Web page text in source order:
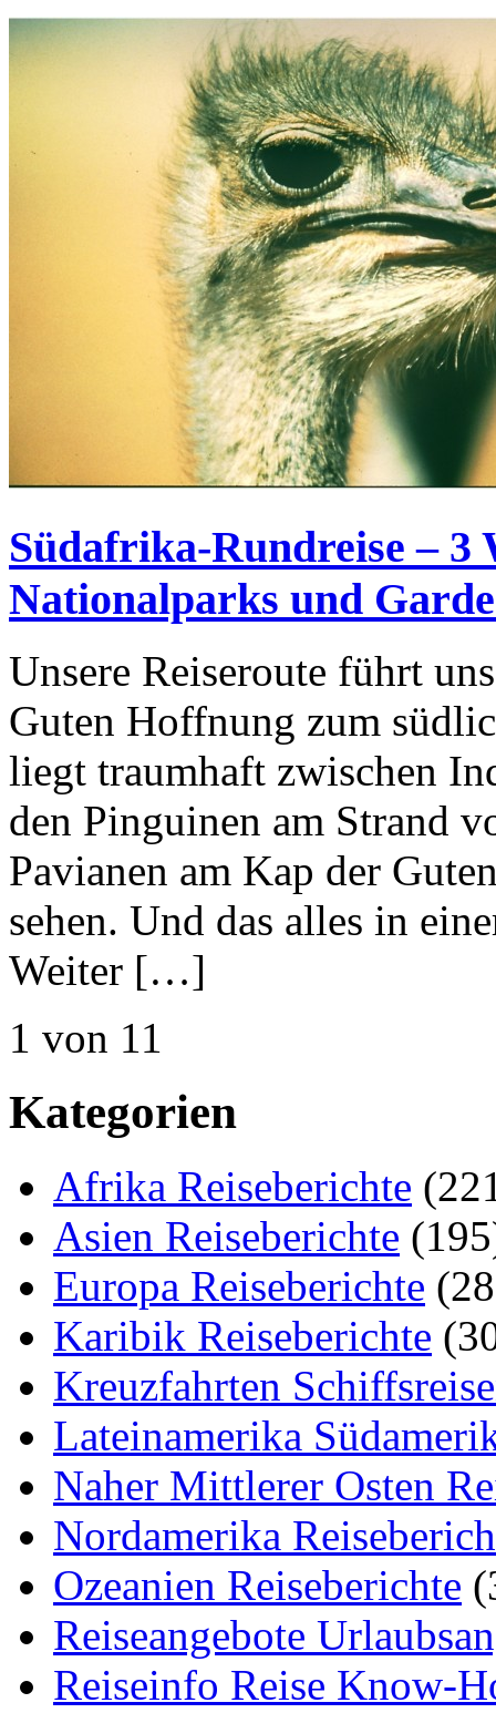
Südafrika-Rundreise – 3
Nationalparks und
Unsere Reiseroute führt
Guten Hoffnung zum
liegt traumhaft zwischen
den Pinguinen am Strand
Pavianen am Kap der
sehen. Und das alles in
Weiter […]
1 von 11
Kategorien
Afrika Reiseberichte
Asien Reiseberichte
Europa Reiseberichte
Karibik Reiseberichte
Kreuzfahrten
Lateinamerika
Naher Mittlerer Osten
Nordamerika
Ozeanien Reiseberichte
Reiseangebote
Reiseinfo Reise Know-